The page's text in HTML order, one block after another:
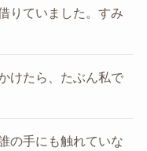
りていました。すみ
けたら、たぶん私で
の手にも触れていな